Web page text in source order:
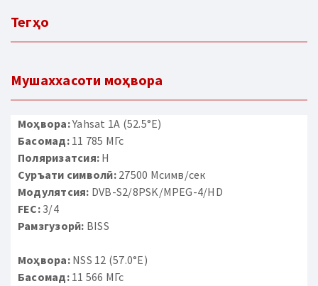
Тегҳо
Мушаххасоти моҳвора
Моҳвора:Yahsat 1A (52.5°E)
Басомад:11 785 МГс
Поляризатсия: H
Суръати символӣ:27500 Мсимв/сек
Модулятсия: DVB-S2/8PSK/MPEG-4/HD
FEC:3/4
Рамзгузорӣ: BISS
Моҳвора:NSS 12 (57.0°E)
Басомад:11 566 МГс